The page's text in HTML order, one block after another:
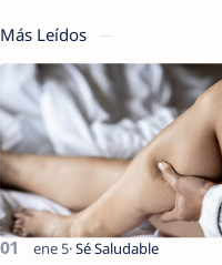
Más Leídos